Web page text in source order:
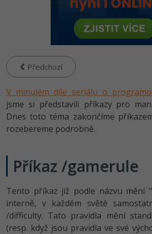
HTML5, CSS3, Bootstrap, SEO
SQL a databáze
Testování a verzování
UML a návrhové vzory
React
ASP.NET MVC
Django
Best practices
JavaScript
Python
HTML / CSS
UML a návrhové vzory
MS-SQL
SQLite
Vývojář mobilních aplikací
Specialista na AI a bigdata
C# Game developer
Webdesigner
Tester
Systémový administrátor
3D grafik
Projektový manažer
Databázový analytik
Python -80%
JavaScript -80%
PHP
-80%
Swift -80%
Kotlin -80%
VB.NET
SQL
Návrh SW -80%
Předchozí
V minulém díle seriálu o
jsme si představili příkazy pro
Dnes toto téma zakončíme
rozebereme podrobně.
Příkaz /gamerule
Tento příkaz již podle názvu mění
interně, v každém světě
/difficulty. Tato pravidla mění
(resp. když jsou pravidla ve své